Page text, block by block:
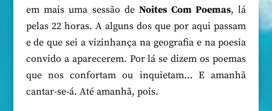
em mais uma sessão deNoites Com Poemas, lá
pelas 22 horas. A alguns dos que por aqui passam
e de que sei a vizinhança na geografia e na poesia
convido a aparecerem. Por lá se dizem os poemas
que nos confortam ou inquietam… E amanhã
cantar-se-á. Até amanhã, pois.